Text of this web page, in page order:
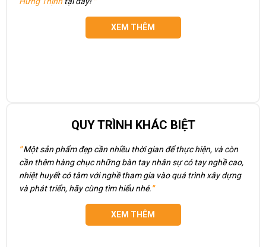
XEM THÊM
QUY TRÌNH KHÁC BIỆT
"Một sản phẩm đẹp cần nhiều thời gian để thực hiện, và còn
cần thêm hàng chục những bàn tay nhân sự có tay nghề cao,
nhiệt huyết có tâm với nghề tham gia vào quá trình xây dựng
và phát triển, hãy cùng tìm hiểu nhé."
XEM THÊM